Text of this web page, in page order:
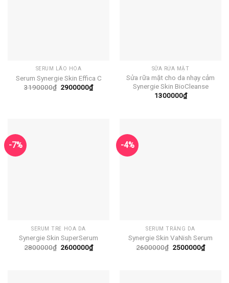
SERUM LÃO HÓA
Serum Synergie Skin Effica C
3190000₫ Giá
2900000₫Giá
hiện
SỮA RỬA MẶT
Sửa rữa mặt cho da nhạy cảm
Synergie Skin BioCleanse
1300000₫
-7%
SERUM TRẺ HÓA DA
Synergie Skin SuperSerum
2800000₫ Giá
2600000₫Giá
hiện
-4%
SERUM TRẮNG DA
Synergie Skin VaNish Serum
2600000₫ Giá
2500000₫Giá
hiện